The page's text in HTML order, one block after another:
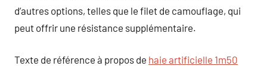
d’autres options, telles que le filet de camouflage, qui
peut offrir une résistance supplémentaire.
Texte de référence à propos de haie artificielle 1m50